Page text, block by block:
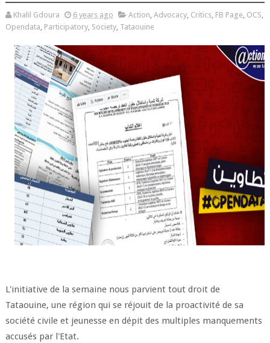
Khalil Gdoura 6 years ago Action, Advocacy, Critics, FB Page, OCS,
Opendata, Participatory, Society, Tataouine
L'initiative de la semaine nous parvient tout droit de
Tataouine, une région qui se réjouit de la proactivité de sa
société civile et jeunesse en dépit des multiples manquements
accusés par l'Etat.